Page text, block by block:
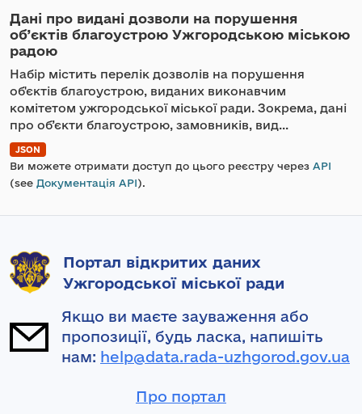
Дані про видані дозволи на порушення
об’єктів благоустрою Ужгородською міською
радою
Набір містить перелік дозволів на порушення
об'єктів благоустрою, виданих виконавчим
комітетом ужгородської міської ради. Зокрема, дані
про об’єкти благоустрою, замовників, вид...
JSON
Ви можете отримати доступ до цього реєстру через API
(see Документація API).
Портал відкритих даних
Ужгородської міської ради
Якщо ви маєте зауваження або
пропозиції, будь ласка, напишіть
нам: help@data.rada-uzhgorod.gov.ua
Про портал